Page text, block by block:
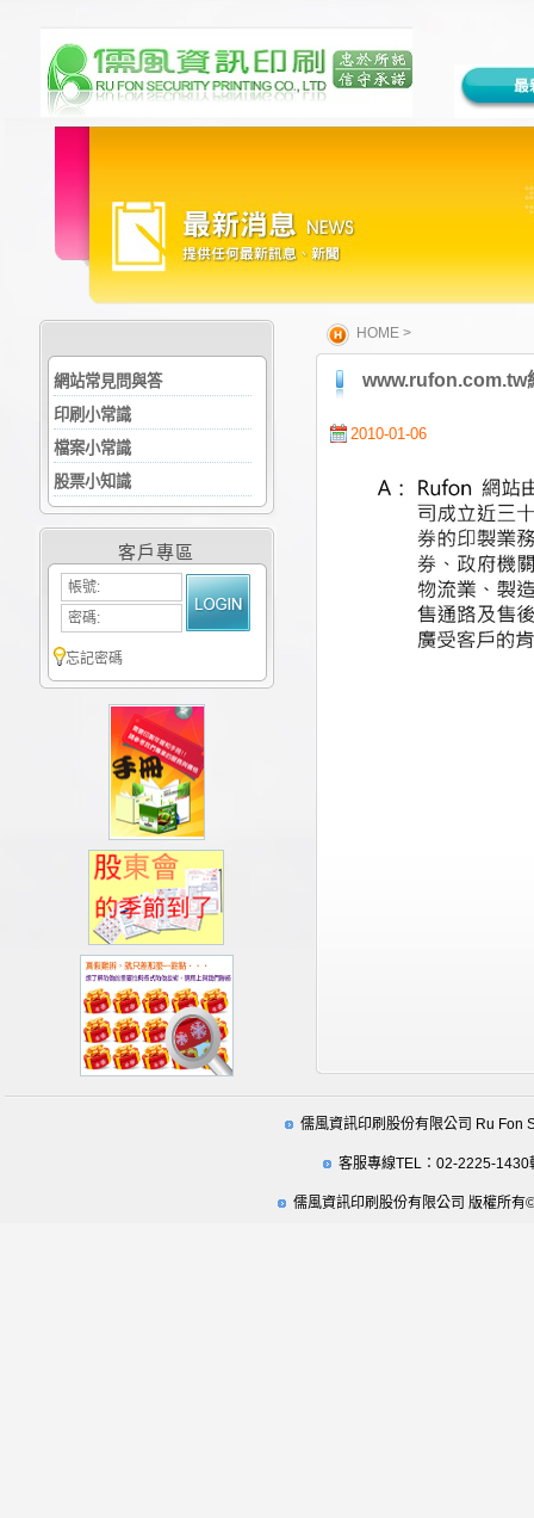
網站常見問與答
印刷小常識
檔案小常識
股票小知識
客戶專區
帳號:
密碼:
忘記密碼
HOME >
www.rufon.com.tw
2010-01-06
儒風資訊印刷股份有限公司 Ru Fon
客服專線TEL：02-2225-1430
儒風資訊印刷股份有限公司 版權所